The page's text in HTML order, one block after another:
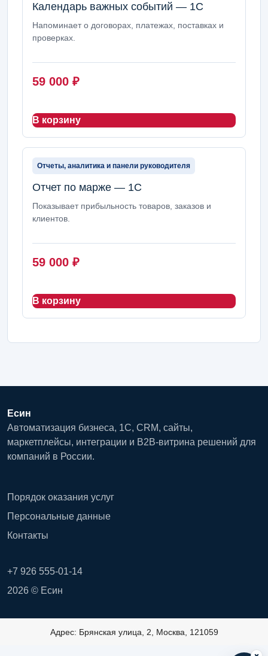
Календарь важных событий — 1С
Напоминает о договорах, платежах, поставках и
проверках.
59 000 ₽
В корзину
Отчеты, аналитика и панели руководителя
Отчет по марже — 1С
Показывает прибыльность товаров, заказов и
клиентов.
59 000 ₽
В корзину
Есин
Автоматизация бизнеса, 1С, CRM, сайты,
маркетплейсы, интеграции и B2B-витрина решений для
компаний в России.
Порядок оказания услуг
Персональные данные
Контакты
+7 926 555-01-14
2026 © Есин
Адрес: Брянская улица, 2, Москва, 121059